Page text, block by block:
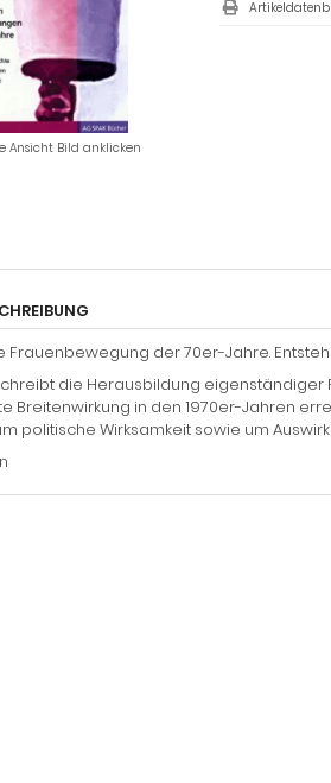
Ansicht Bild anklicken
Frauenbewegung der 70er-Jahre.
die Herausbildung
Breitenwirkung in den 1970er-Jahren
politische Wirksamkeit sowie um